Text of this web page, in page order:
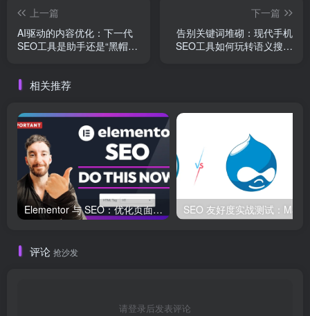
上一篇
AI驱动的内容优化：下一代
SEO工具是助手还是“黑帽”
下一篇
告别关键词堆砌：现代手机
SEO工具如何玩转语义搜索
相关推荐
Elementor 与 SEO：优化页面结构和加载速度的最佳实践
评论 抢沙发
请登录后发表评论